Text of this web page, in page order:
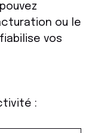
ou le
vos
: